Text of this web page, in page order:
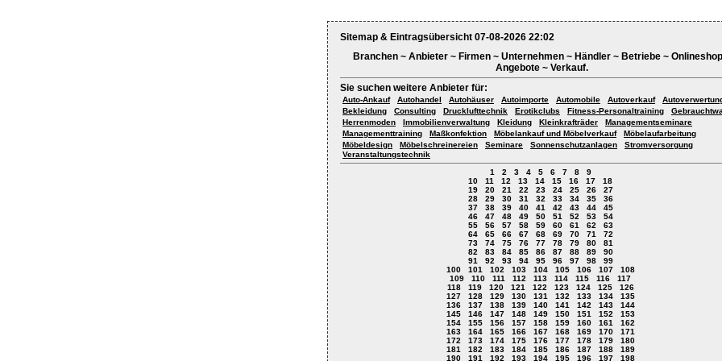
Sitemap & Eintragsübersicht 07-08-2026 22:02
Branchen ~ Anbieter ~ Firmen ~ Unternehmen ~ Händler ~ Betriebe ~
Angebote ~ Verkauf.
Sie suchen weitere Anbieter für:
Auto-Ankauf Autohandel Autohäuser Autoimporte Automobile Autoverkauf
Bekleidung
Consulting Drucklufttechnik Erotikclubs Fitness-Personaltraining
Herrenmoden
Immobilienverwaltung Kleidung Kleinkrafträder
Managementseminare
Managementtraining
Maßkonfektion Möbelankauf und Möbelverkauf
Möbelaufarbeitung
Möbeldesign
Möbelschreinereien Seminare Sonnenschutzanlagen
Stromversorgung
Veranstaltungstechnik
1
2 3 4 5 6 7 8
9
10
11 12 13 14 15 16 17
18
19
20 21 22 23 24 25 26
27
28
29 30 31 32 33 34 35
36
37
38 39 40 41 42 43 44
45
46
47 48 49 50 51 52 53
54
55
56 57 58 59 60 61 62
63
64
65 66 67 68 69 70 71
72
73
74 75 76 77 78 79 80
81
82
83 84 85 86 87 88 89
90
91
92 93 94 95 96 97 98
99
100
101 102 103 104 105 106 107
108
109
110 111 112 113 114 115 116
117
118
119 120 121 122 123 124 125
126
127
128 129 130 131 132 133 134
135
136
137 138 139 140 141 142 143
144
145
146 147 148 149 150 151 152
153
154
155 156 157 158 159 160 161
162
163
164 165 166 167 168 169 170
171
172
173 174 175 176 177 178 179
180
181
182 183 184 185 186 187 188
189
190
191 192 193 194 195 196 197
198